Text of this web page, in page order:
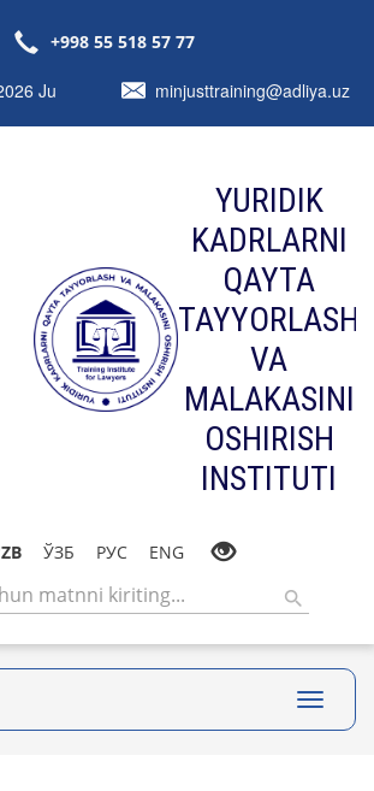
+998 55 518 57 77
Ju minjusttraining@adliya.uz
YURIDIK
KADRLARNI
QAYTA
TAYYORLASH
VA
MALAKASINI
OSHIRISH
INSTITUTI
ЎЗБ РУС ENG
Toggle